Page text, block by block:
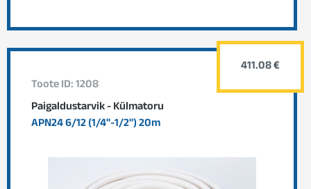
Toote ID: 1208
Paigaldustarvik - Külmatoru
APN24 6/12 (1/4"-1/2") 20m
411.08 €